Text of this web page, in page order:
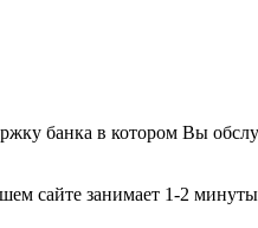
банка в котором Вы
сайте занимает 1-2